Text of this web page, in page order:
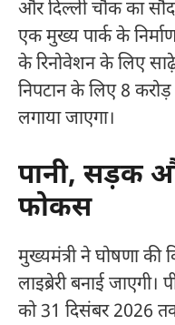
और दिल्ली चौक का
एक मुख्य पार्क के
के रिनोवेशन के लिए
निपटान के लिए 8
लगाया जाएगा।
पानी, सड़क
फोकस
मुख्यमंत्री ने घोषणा
लाइब्रेरी बनाई
को 31 दिसंबर 2026